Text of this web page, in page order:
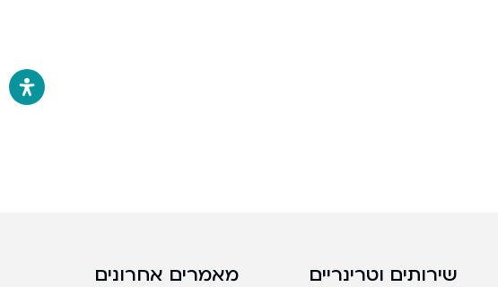
מאמרים אחרונים שירותים וטרינריים